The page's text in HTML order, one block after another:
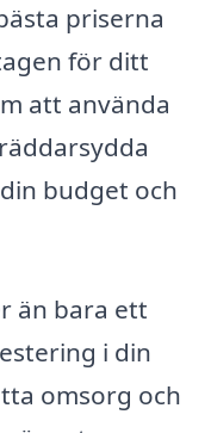
priserna
för ditt
att använda
budget och
än bara ett
i din
omsorg och